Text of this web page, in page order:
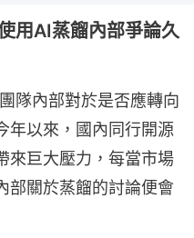
用AI蒸餾內部爭論久
隊內部對於是否應轉向
年以來，國內同行開源
來巨大壓力，每當市場
部關於蒸餾的討論便會